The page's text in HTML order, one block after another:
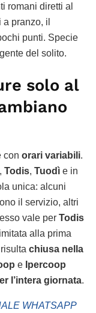
romani diretti al
pranzo, il
punti. Specie
del solito.
solo al
con orari variabili.
, Todis, Tuodì e in
unica: alcuni
il servizio, altri
vale per Todis
alla prima
chiusa nella
e Ipercoop
l’intera giornata.
WHATSAPP